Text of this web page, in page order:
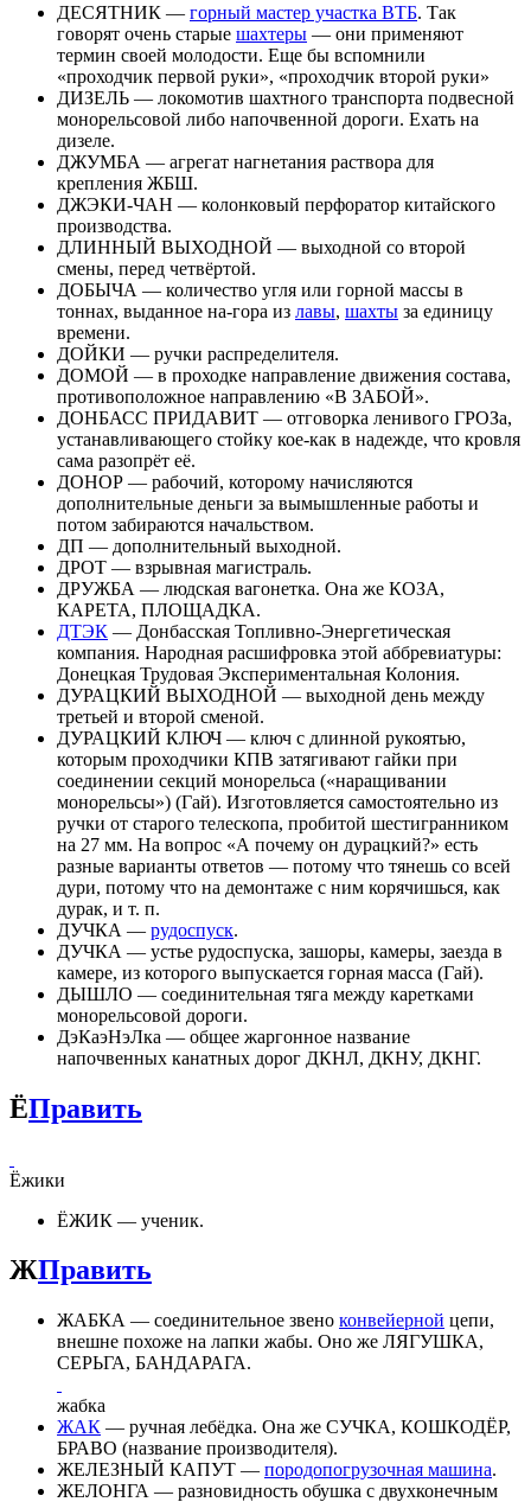
ДЕСЯТНИК — горный мастер участка ВТБ. Так
говорят очень старые шахтеры — они применяют
термин своей молодости. Еще бы вспомнили
«проходчик первой руки», «проходчик второй руки»
ДИЗЕЛЬ — локомотив шахтного транспорта подвесной
монорельсовой либо напочвенной дороги. Ехать на
дизеле.
ДЖУМБА — агрегат нагнетания раствора для
крепления ЖБШ.
ДЖЭКИ-ЧАН — колонковый перфоратор китайского
производства.
ДЛИННЫЙ ВЫХОДНОЙ — выходной со второй
смены, перед четвёртой.
ДОБЫЧА — количество угля или горной массы в
тоннах, выданное на-гора из лавы, шахты за единицу
времени.
ДОЙКИ — ручки распределителя.
ДОМОЙ — в проходке направление движения состава,
противоположное направлению «В ЗАБОЙ».
ДОНБАСС ПРИДАВИТ — отговорка ленивого ГРОЗа,
устанавливающего стойку кое-как в надежде, что кровля
сама разопрёт её.
ДОНОР — рабочий, которому начисляются
дополнительные деньги за вымышленные работы и
потом забираются начальством.
ДП — дополнительный выходной.
ДРОТ — взрывная магистраль.
ДРУЖБА — людская вагонетка. Она же КОЗА,
КАРЕТА, ПЛОЩАДКА.
ДТЭК — Донбасская Топливно-Энергетическая
компания. Народная расшифровка этой аббревиатуры:
Донецкая Трудовая Экспериментальная Колония.
ДУРАЦКИЙ ВЫХОДНОЙ — выходной день между
третьей и второй сменой.
ДУРАЦКИЙ КЛЮЧ — ключ с длинной рукоятью,
которым проходчики КПВ затягивают гайки при
соединении секций монорельса («наращивании
монорельсы») (Гай). Изготовляется самостоятельно из
ручки от старого телескопа, пробитой шестигранником
на 27 мм. На вопрос «А почему он дурацкий?» есть
разные варианты ответов — потому что тянешь со всей
дури, потому что на демонтаже с ним корячишься, как
дурак, и т. п.
ДУЧКА — рудоспуск.
ДУЧКА — устье рудоспуска, зашоры, камеры, заезда в
камере, из которого выпускается горная масса (Гай).
ДЫШЛО — соединительная тяга между каретками
монорельсовой дороги.
ДэКаэНэЛка — общее жаргонное название
напочвенных канатных дорог ДКНЛ, ДКНУ, ДКНГ.
ЁПравить
Ёжики
ЁЖИК — ученик.
ЖПравить
ЖАБКА — соединительное звено конвейерной цепи,
внешне похоже на лапки жабы. Оно же ЛЯГУШКА,
СЕРЬГА, БАНДАРАГА.
жабка
ЖАК — ручная лебёдка. Она же СУЧКА, КОШКОДЁР,
БРАВО (название производителя).
ЖЕЛЕЗНЫЙ КАПУТ — породопогрузочная машина.
ЖЕЛОНГА — разновидность обушка с двухконечным